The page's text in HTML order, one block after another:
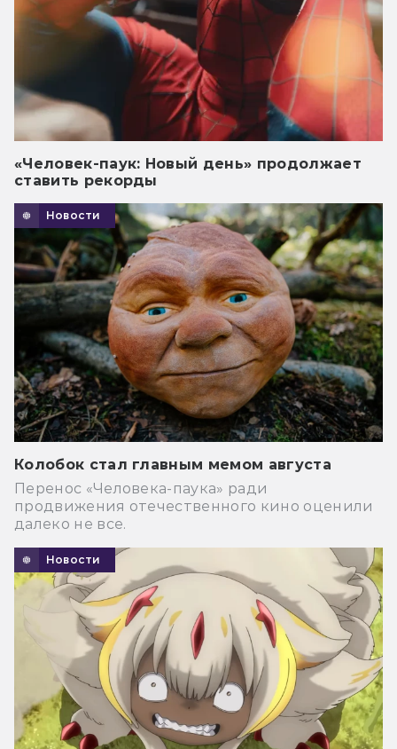
«Человек-паук: Новый день» продолжает
ставить рекорды
Новости
Колобок стал главным мемом августа
Перенос «Человека-паука» ради
продвижения отечественного кино оценили
далеко не все.
Новости